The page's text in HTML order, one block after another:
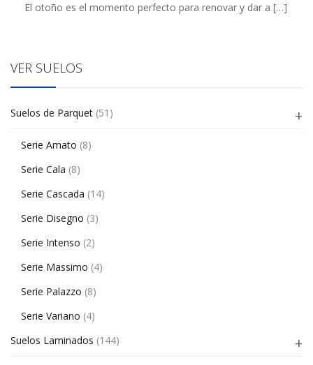
El otoño es el momento perfecto para renovar y dar a […]
VER SUELOS
Suelos de Parquet (51)
Serie Amato (8)
Serie Cala (8)
Serie Cascada (14)
Serie Disegno (3)
Serie Intenso (2)
Serie Massimo (4)
Serie Palazzo (8)
Serie Variano (4)
Suelos Laminados (144)